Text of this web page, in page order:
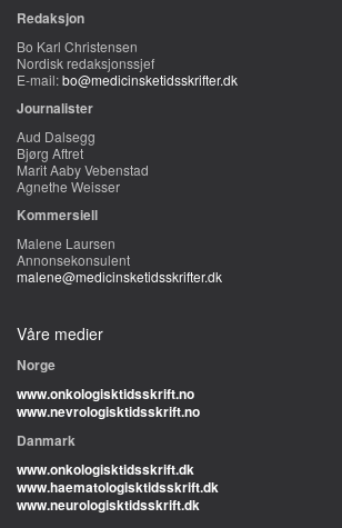
Redaksjon
Bo Karl Christensen
Nordisk redaksjonssjef
E-mail:bo@medicinsketidsskrifter.dk
Journalister
Aud Dalsegg
Bjørg Aftret
Marit Aaby Vebenstad
Agnethe Weisser
Kommersiell
Malene Laursen
Annonsekonsulent
malene@medicinsketidsskrifter.dk
Våre medier
Norge
www.onkologisktidsskrift.no
www.nevrologisktidsskrift.no
Danmark
www.onkologisktidsskrift.dk
www.haematologisktidsskrift.dk
www.neurologisktidsskrift.dk